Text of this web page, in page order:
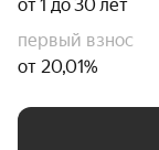
от 1 до 30 лет
первый взнос
от 20,01%